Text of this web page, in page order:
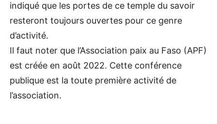
indiqué que les portes de ce temple du savoir
resteront toujours ouvertes pour ce genre
d’activité.
Il faut noter que l’Association paix au Faso (APF)
est créée en août 2022. Cette conférence
publique est la toute première activité de
l’association.